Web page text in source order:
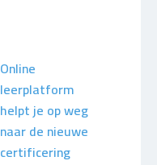
Online
leerplatform
helpt je op weg
naar de nieuwe
certificering